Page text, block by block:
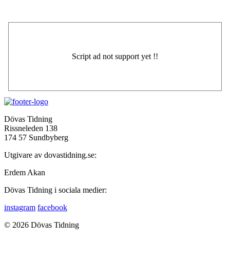
Dövas Tidning
Rissneleden 138
174 57 Sundbyberg
Utgivare av dovastidning.se:
Erdem Akan
Dövas Tidning i sociala medier:
instagram facebook
© 2026 Dövas Tidning